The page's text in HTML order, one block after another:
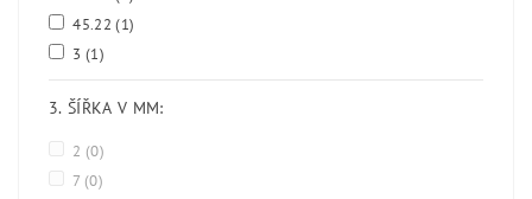
45.22(1)
3 (1)
3. ŠÍŘKA V MM:
2 (0)
7 (0)